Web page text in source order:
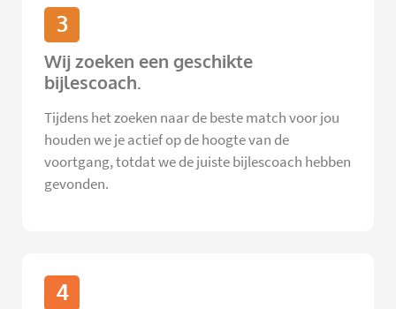
3
Wij zoeken een geschikte
bijlescoach.
Tijdens het zoeken naar de beste match voor jou
houden we je actief op de hoogte van de
voortgang, totdat we de juiste bijlescoach hebben
gevonden.
4